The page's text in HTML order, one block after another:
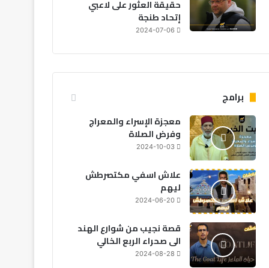
حقيقة العثور على لاعبي
إتحاد طنجة
2024-07-06
برامج
معجزة الإسراء والمعراج
وفرض الصلاة
2024-10-03
علاش اسفي مكتصرطش
ليهم
2024-06-20
قصة نجيب من شوارع الهند
الى صحراء الربع الخالي
2024-08-28